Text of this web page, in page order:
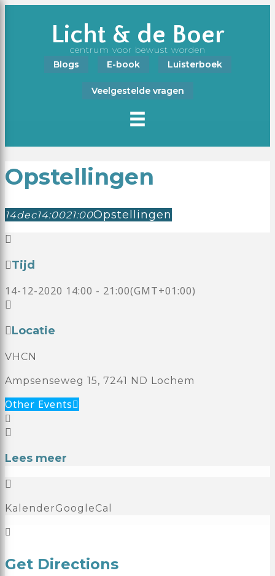
Licht & de Boer
centrum voor bewust worden
Blogs
E-book Luisterboek
Veelgestelde vragen
Opstellingen
14dec14:0021:00Opstellingen
Tijd
14-12-2020 14:00 - 21:00(GMT+01:00)
Locatie
VHCN
Ampsenseweg 15, 7241 ND Lochem
Other Events
Lees meer
KalenderGoogleCal
Get Directions